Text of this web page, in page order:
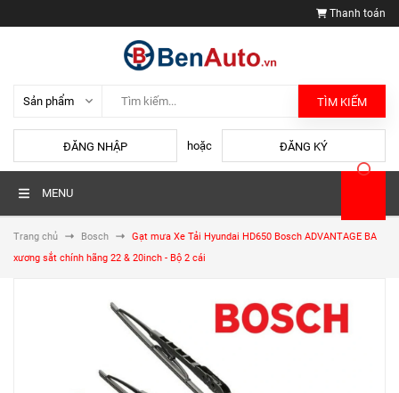
Thanh toán
TÌM KIẾM
ĐĂNG NHẬP hoặc ĐĂNG KÝ
MENU
Trang chủ Bosch
Gạt mưa Xe Tải Hyundai HD650 Bosch ADVANTAGE BA
xương sắt chính hãng 22 & 20inch - Bộ 2 cái